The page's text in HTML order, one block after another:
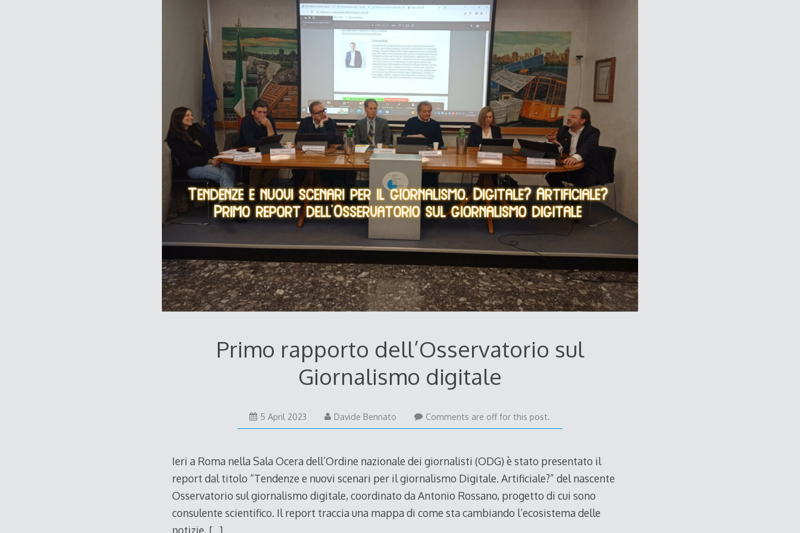
Primo rapporto dell’Osservatorio sul
Giornalismo digitale
5 April 2023
April
Davide Bennato Comments are off for this post.
Ieri a Roma nella Sala Ocera dell’Ordine nazionale dei giornalisti (ODG) è stato presentato il
report dal titolo “Tendenze e nuovi scenari per il giornalismo Digitale. Artificiale?” del nascente
Osservatorio sul giornalismo digitale, coordinato da Antonio Rossano, progetto di cui sono
consulente scientifico. Il report traccia una mappa di come sta cambiando l’ecosistema delle
notizie, […]